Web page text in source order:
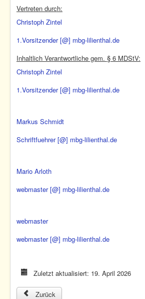
Vertreten durch:
Christoph Zintel
1.Vorsitzender [@] mbg-lilienthal.de
Inhaltlich Verantwortliche gem. § 6 MDStV:
Christoph Zintel
1.Vorsitzender [@] mbg-lilienthal.de
Markus Schmidt
Schriftfuehrer [@] mbg-lilienthal.de
Mario Arloth
webmaster [@] mbg-lilienthal.de
webmaster
webmaster [@] mbg-lilienthal.de
Zuletzt aktualisiert: 19. April 2026
Previous article: Haftungsausschluss
Zurück